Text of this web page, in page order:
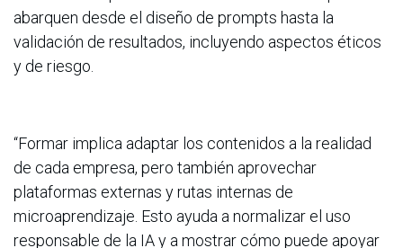
abarquen desde el diseño de prompts hasta la
validación de resultados, incluyendo aspectos éticos
y de riesgo.
“Formar implica adaptar los contenidos a la realidad
de cada empresa, pero también aprovechar
plataformas externas y rutas internas de
microaprendizaje. Esto ayuda a normalizar el uso
responsable de la IA y a mostrar cómo puede apoyar